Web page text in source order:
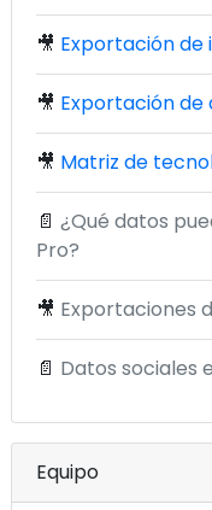
🎥 Exportación
🎥 Exportación
🎥 Matriz de
📄 ¿Qué datos
Pro?
🎥 Exportaciones
📄 Datos sociales
Equipo